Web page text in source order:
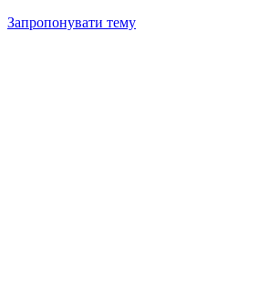
Запропонувати тему